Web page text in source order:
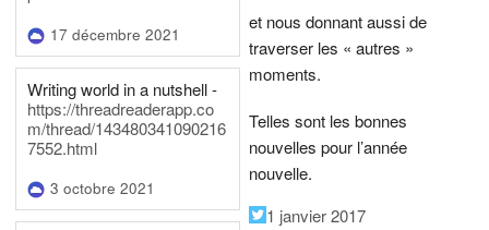
17 décembre 2021
Writing world in a nutshell -
https://threadreaderapp.co
m/thread/143480341090216
7552.html
3 octobre 2021
et nous donnant aussi de
traverser les « autres »
moments.
Telles sont les bonnes
nouvelles pour l’année
nouvelle.
1 janvier 2017